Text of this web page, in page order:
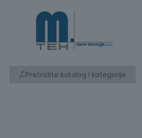
Pretražite katalog i kategorije